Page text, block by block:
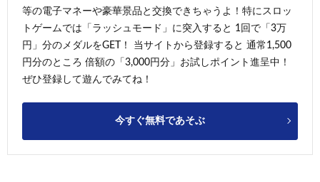
等の電子マネーや豪華景品と交換できちゃうよ！特にスロッ
トゲームでは「ラッシュモード」に突入すると 1回で「3万
円」分のメダルをGET！ 当サイトから登録すると 通常1,500
円分のところ 倍額の「3,000円分」お試しポイント進呈中！
ぜひ登録して遊んでみてね！
今すぐ無料であそぶ